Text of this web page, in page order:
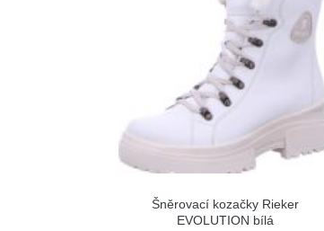
Šněrovací kozačky Rieker
EVOLUTION bílá